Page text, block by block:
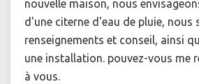
nouvelle maison, nous
d'une citerne d'eau de pluie, nous
renseignements et conseil, ainsi
une installation. pouvez-vous me
à vous.